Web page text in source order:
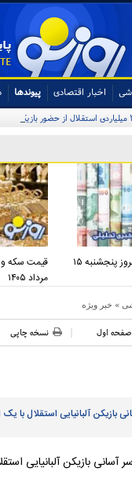
اخبار اقتصادی پیوندها
قیمت دلار و یورو امروز پنجشنبه ۱۵
مرداد ۱۴۰۵
» خبر ویژه
صفحه اول نسخه چاپی
بازیکن آلبانیایی استقلال با
آسانی بازیکن آلبانیایی